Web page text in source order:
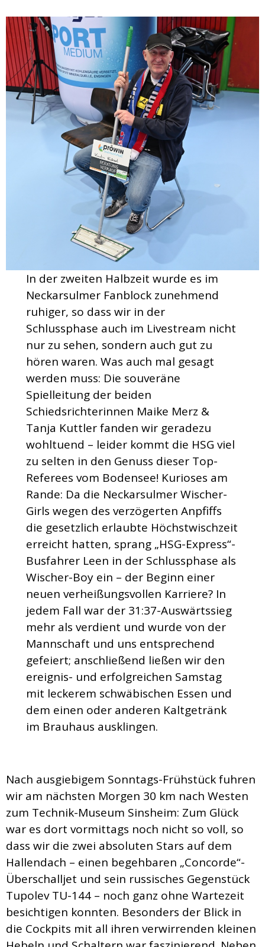
In der zweiten Halbzeit wurde es im
Neckarsulmer Fanblock zunehmend
ruhiger, so dass wir in der
Schlussphase auch im Livestream nicht
nur zu sehen, sondern auch gut zu
hören waren. Was auch mal gesagt
werden muss: Die souveräne
Spielleitung der beiden
Schiedsrichterinnen Maike Merz &
Tanja Kuttler fanden wir geradezu
wohltuend – leider kommt die HSG viel
zu selten in den Genuss dieser Top-
Referees vom Bodensee! Kurioses am
Rande: Da die Neckarsulmer Wischer-
Girls wegen des verzögerten Anpfiffs
die gesetzlich erlaubte Höchstwischzeit
erreicht hatten, sprang „HSG-Express“-
Busfahrer Leen in der Schlussphase als
Wischer-Boy ein – der Beginn einer
neuen verheißungsvollen Karriere? In
jedem Fall war der 31:37-Auswärtssieg
mehr als verdient und wurde von der
Mannschaft und uns entsprechend
gefeiert; anschließend ließen wir den
ereignis- und erfolgreichen Samstag
mit leckerem schwäbischen Essen und
dem einen oder anderen Kaltgetränk
im Brauhaus ausklingen.
Nach ausgiebigem Sonntags-Frühstück fuhren
wir am nächsten Morgen 30 km nach Westen
zum Technik-Museum Sinsheim: Zum Glück
war es dort vormittags noch nicht so voll, so
dass wir die zwei absoluten Stars auf dem
Hallendach – einen begehbaren „Concorde“-
Überschalljet und sein russisches Gegenstück
Tupolev TU-144 – noch ganz ohne Wartezeit
besichtigen konnten. Besonders der Blick in
die Cockpits mit all ihren verwirrenden kleinen